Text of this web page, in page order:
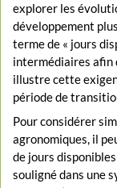
explorer les
développement
terme de « jours
intermédiaires afin
illustre cette
période de
Pour considérer
agronomiques, il
de jours
souligné dans une